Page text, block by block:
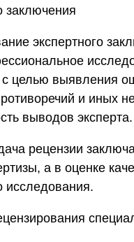
заключения
экспертного
с целью выявления
и иных
выводов
рецензии
а в оценке
исследования.